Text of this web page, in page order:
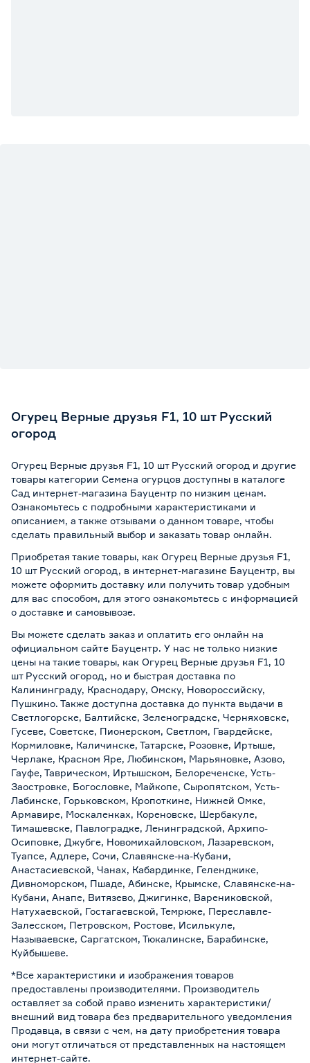
Огурец Верные друзья F1, 10 шт Русский
огород
Огурец Верные друзья F1, 10 шт Русский огород и другие
товары категории Семена огурцов доступны в каталоге
Сад интернет-магазина Бауцентр по низким ценам.
Ознакомьтесь с подробными характеристиками и
описанием, а также отзывами о данном товаре, чтобы
сделать правильный выбор и заказать товар онлайн.
Приобретая такие товары, как Огурец Верные друзья F1,
10 шт Русский огород, в интернет-магазине Бауцентр, вы
можете оформить доставку или получить товар удобным
для вас способом, для этого ознакомьтесь с информацией
о доставке и самовывозе.
Вы можете сделать заказ и оплатить его онлайн на
официальном сайте Бауцентр. У нас не только низкие
цены на такие товары, как Огурец Верные друзья F1, 10
шт Русский огород, но и быстрая доставка по
Калининграду, Краснодару, Омску, Новороссийску,
Пушкино. Также доступна доставка до пункта выдачи в
Светлогорске, Балтийске, Зеленоградске, Черняховске,
Гусеве, Советске, Пионерском, Светлом, Гвардейске,
Кормиловке, Каличинске, Татарске, Розовке, Иртыше,
Черлаке, Красном Яре, Любинском, Марьяновке, Азово,
Гауфе, Таврическом, Иртышском, Белореченске, Усть-
Заостровке, Богословке, Майкопе, Сыропятском, Усть-
Лабинске, Горьковском, Кропоткине, Нижней Омке,
Армавире, Москаленках, Кореновске, Шербакуле,
Тимашевске, Павлоградке, Ленинградской, Архипо-
Осиповке, Джубге, Новомихайловском, Лазаревском,
Туапсе, Адлере, Сочи, Славянске-на-Кубани,
Анастасиевской, Чанах, Кабардинке, Геленджике,
Дивноморском, Пшаде, Абинске, Крымске, Славянске-на-
Кубани, Анапе, Витязево, Джигинке, Варениковской,
Натухаевской, Гостагаевской, Темрюке, Переславле-
Залесском, Петровском, Ростове, Исилькуле,
Называевске, Саргатском, Тюкалинске, Барабинске,
Куйбышеве.
*Все характеристики и изображения товаров
предоставлены производителями. Производитель
оставляет за собой право изменить характеристики/
внешний вид товара без предварительного уведомления
Продавца, в связи с чем, на дату приобретения товара
они могут отличаться от представленных на настоящем
интернет-сайте.